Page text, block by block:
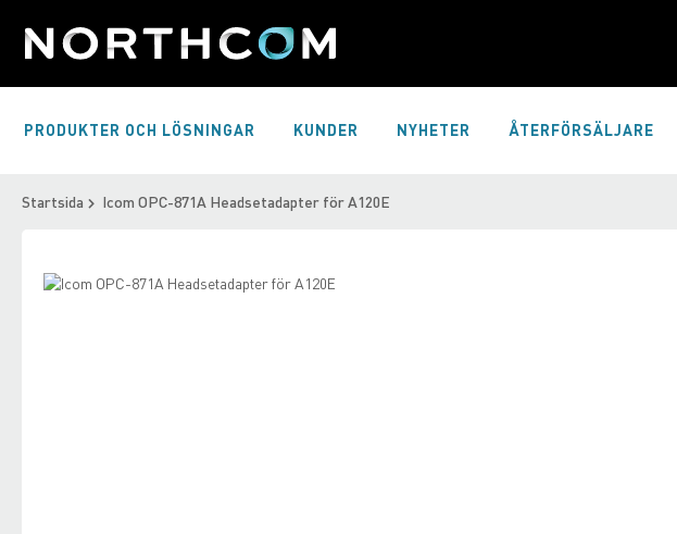
Skip
PRODUKTER OCH LÖSNINGAR KUNDER NYHETER ÅTERFÖRSÄLJARE
Startsida Icom OPC-871A Headsetadapter för A120E
Skip